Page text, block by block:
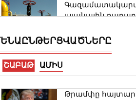
պլանային
Ստեփանավան,
Գեղարքունիքի
ՇԱԲԱԹ ԱՄԻՍ
Թրամփը